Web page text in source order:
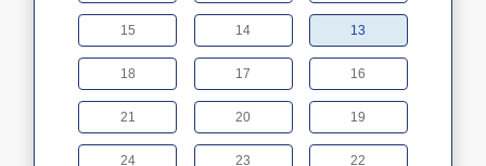
13
14
15
16
17
18
19
20
21
22
23
24